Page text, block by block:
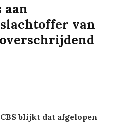
aan
van
blijkt dat afgelopen